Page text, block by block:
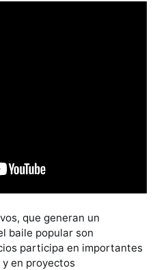
que generan un
baile popular son
participa en importantes
en proyectos